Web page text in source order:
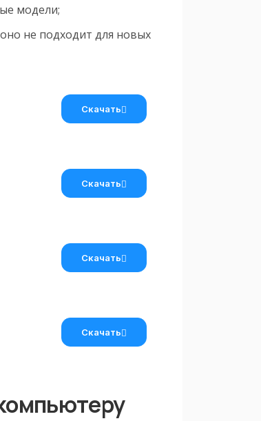
модели;
не подходит для новых
Скачать
Скачать
Скачать
Скачать